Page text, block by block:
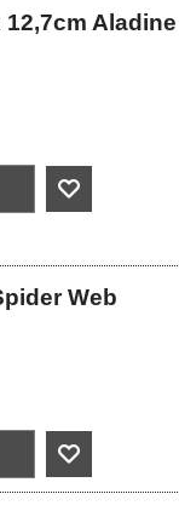
Aladine
Web